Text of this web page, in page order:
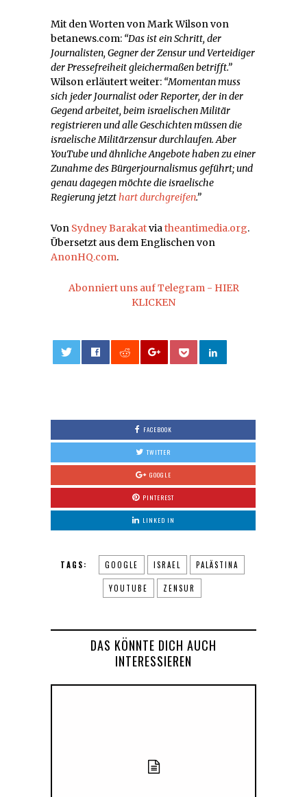
Mit den Worten von Mark Wilson von
betanews.com: “Das ist ein Schritt, der
Journalisten, Gegner der Zensur und Verteidiger
der Pressefreiheit gleichermaßen betrifft.”
Wilson erläutert weiter: “Momentan muss
sich jeder Journalist oder Reporter, der in der
Gegend arbeitet, beim israelischen Militär
registrieren und alle Geschichten müssen die
israelische Militärzensur durchlaufen. Aber
YouTube und ähnliche Angebote haben zu einer
Zunahme des Bürgerjournalismus geführt; und
genau dagegen möchte die israelische
Regierung jetzthart durchgreifen.”
Von Sydney Barakatviatheantimedia.org.
Übersetzt aus dem Englischen von
AnonHQ.com.
Abonniert uns auf Telegram - HIER
KLICKEN
FACEBOOK
TWITTER
GOOGLE
PINTEREST
LINKED IN
TAGS: GOOGLE ISRAEL PALÄSTINA
YOUTUBE ZENSUR
DAS KÖNNTE DICH AUCH
INTERESSIEREN